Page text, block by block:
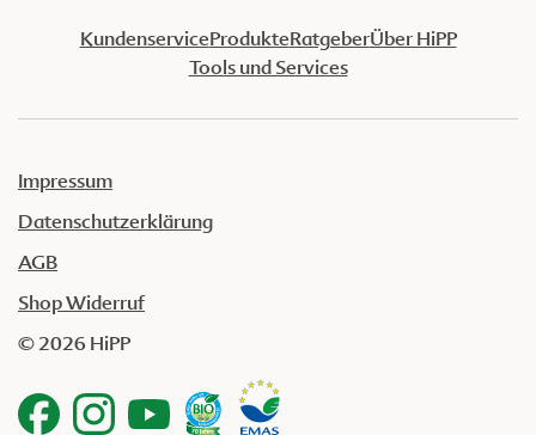
KundenserviceProdukteRatgeberÜber HiPP
Tools und Services
Impressum
Datenschutzerklärung
AGB
Shop Widerruf
© 2026 HiPP